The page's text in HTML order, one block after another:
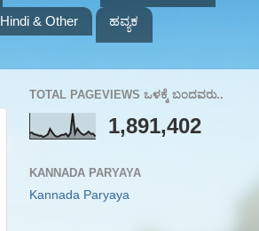
Hindi & Other ಹವ್ಯಕ
TOTAL PAGEVIEWS ಒಳಕ್ಕೆ ಬಂದವರು..
1,891,402
KANNADA PARYAYA
Kannada Paryaya